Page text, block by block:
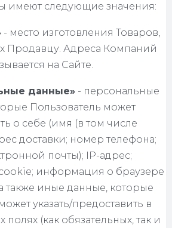
имеют следующие значения:
- место изготовления Товаров,
Продавцу. Адреса Компаний
на Сайте.
данные»- персональные
Пользователь может
о себе (имя (в том числе
доставки; номер телефона;
почты); IP-адрес;
информация о браузере
также иные данные, которые
указать/предоставить в
полях (как обязательных, так и